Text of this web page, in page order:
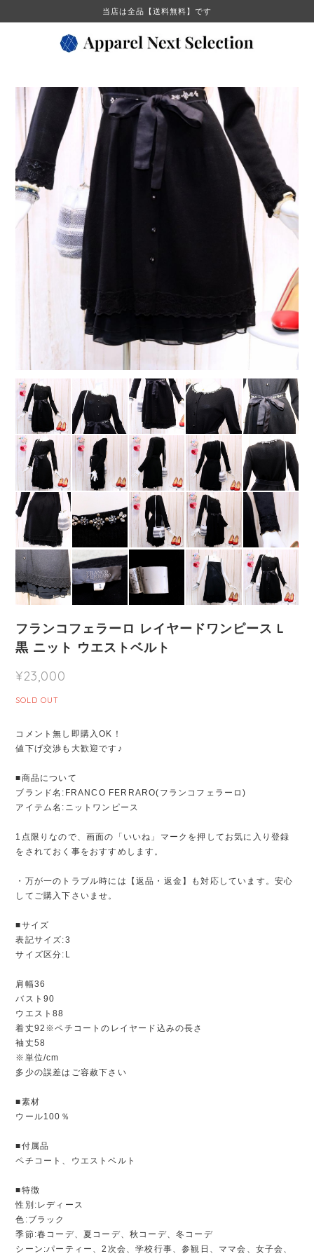
当店は全品【送料無料】です
フランコフェラーロ レイヤードワンピース L
黒 ニット ウエストベルト
¥23,000
SOLD OUT
コメント無し即購入OK！
値下げ交渉も大歓迎です♪
■商品について
ブランド名:FRANCO FERRARO(フランコフェラーロ)
アイテム名:ニットワンピース
1点限りなので、画面の「いいね」マークを押してお気に入り登録
をされておく事をおすすめします。
・万が一のトラブル時には【返品・返金】も対応しています。安心
してご購入下さいませ。
■サイズ
表記サイズ:3
サイズ区分:L
肩幅36
バスト90
ウエスト88
着丈92※ペチコートのレイヤード込みの長さ
袖丈58
※単位/cm
多少の誤差はご容赦下さい
■素材
ウール100％
■付属品
ペチコート、ウエストベルト
■特徴
性別:レディース
色:ブラック
季節:春コーデ、夏コーデ、秋コーデ、冬コーデ
シーン:パーティー、2次会、学校行事、参観日、ママ会、女子会、